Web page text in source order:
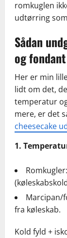
romkuglen
udtørring
Sådan
og fondant
Her er min
lidt om det,
temperatur
mere, er det
cheesecake
1.
Marcipan/
fra køleskab.
Kold fyld +